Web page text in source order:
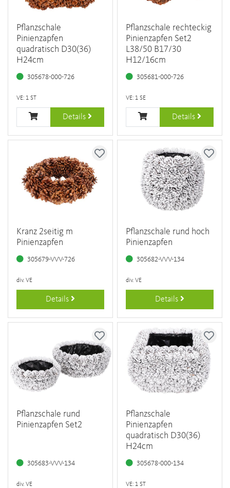
Pflanzschale
Pinienzapfen
quadratisch D30(36)
H24cm
305678-000-726
VE: 1 ST
Details
Pflanzschale rechteckig
Pinienzapfen Set2
L38/50 B17/30
H12/16cm
305681-000-726
VE: 1 SE
Details
Kranz 2seitig m
Pinienzapfen
305679-VVV-726
div. VE
Details
Pflanzschale rund hoch
Pinienzapfen
305682-VVV-134
div. VE
Details
Pflanzschale rund
Pinienzapfen Set2
305683-VVV-134
div. VE
Pflanzschale
Pinienzapfen
quadratisch D30(36)
H24cm
305678-000-134
VE: 1 ST